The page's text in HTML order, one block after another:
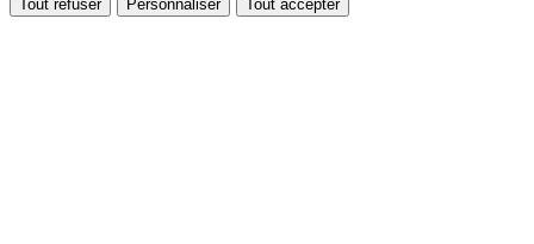
Tout refuser Personnaliser Tout accepter